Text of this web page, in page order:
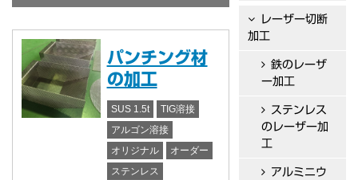
パンチング材
の加工
SUS 1.5t
TIG溶接
アルゴン溶接
オリジナル
オーダー
ステンレス
レーザー切断
加工
鉄のレーザ
ー加工
ステンレス
のレーザー加
工
アルミニウ